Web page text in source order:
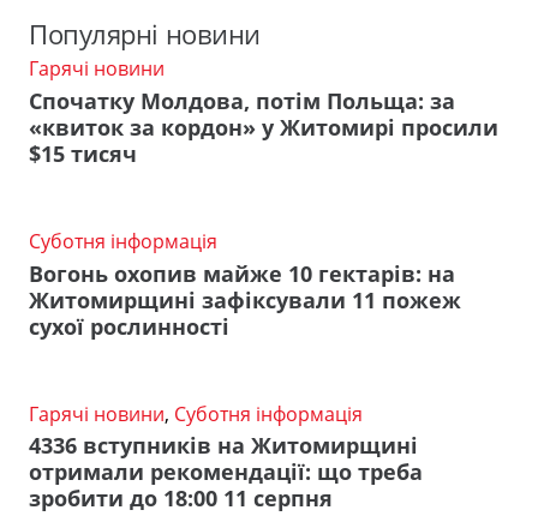
Популярні новини
Гарячі новини
Спочатку Молдова, потім Польща: за
«квиток за кордон» у Житомирі просили
$15 тисяч
Суботня інформація
Вогонь охопив майже 10 гектарів: на
Житомирщині зафіксували 11 пожеж
сухої рослинності
Гарячі новини, Суботня інформація
4336 вступників на Житомирщині
отримали рекомендації: що треба
зробити до 18:00 11 серпня